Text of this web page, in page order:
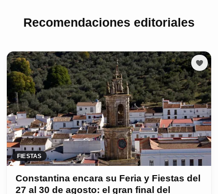
Recomendaciones editoriales
FIESTAS
Constantina encara su Feria y Fiestas del
27 al 30 de agosto: el gran final del